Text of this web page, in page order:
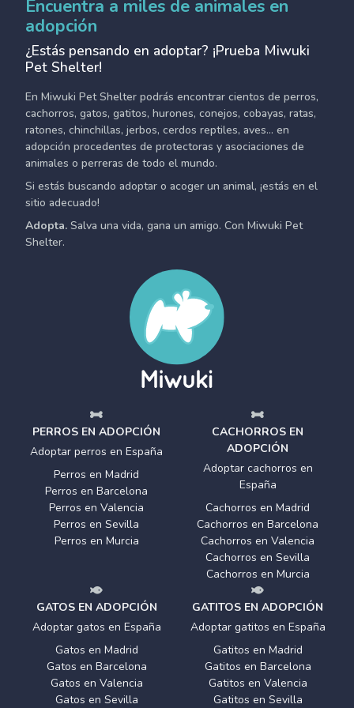
Encuentra a miles de animales en
adopción
¿Estás pensando en adoptar? ¡Prueba Miwuki
Pet Shelter!
En Miwuki Pet Shelter podrás encontrar cientos de perros,
cachorros, gatos, gatitos, hurones, conejos, cobayas, ratas,
ratones, chinchillas, jerbos, cerdos reptiles, aves... en
adopción procedentes de protectoras y asociaciones de
animales o perreras de todo el mundo.
Si estás buscando adoptar o acoger un animal, ¡estás en el
sitio adecuado!
Adopta. Salva una vida, gana un amigo. Con Miwuki Pet
Shelter.
PERROS EN ADOPCIÓN
Adoptar perros en España
Perros en Madrid
Perros en Barcelona
Perros en Valencia
Perros en Sevilla
Perros en Murcia
CACHORROS EN
ADOPCIÓN
Adoptar cachorros en
España
Cachorros en Madrid
Cachorros en Barcelona
Cachorros en Valencia
Cachorros en Sevilla
Cachorros en Murcia
GATOS EN ADOPCIÓN
Adoptar gatos en España
Gatos en Madrid
Gatos en Barcelona
Gatos en Valencia
Gatos en Sevilla
GATITOS EN ADOPCIÓN
Adoptar gatitos en España
Gatitos en Madrid
Gatitos en Barcelona
Gatitos en Valencia
Gatitos en Sevilla